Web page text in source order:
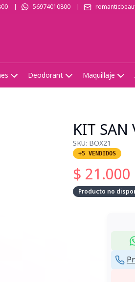
| 56974010800|
Deodorant Maquillaje
KIT SAN
SKU: BOX21
+5 VENDIDOS
$ 21.000
Producto no